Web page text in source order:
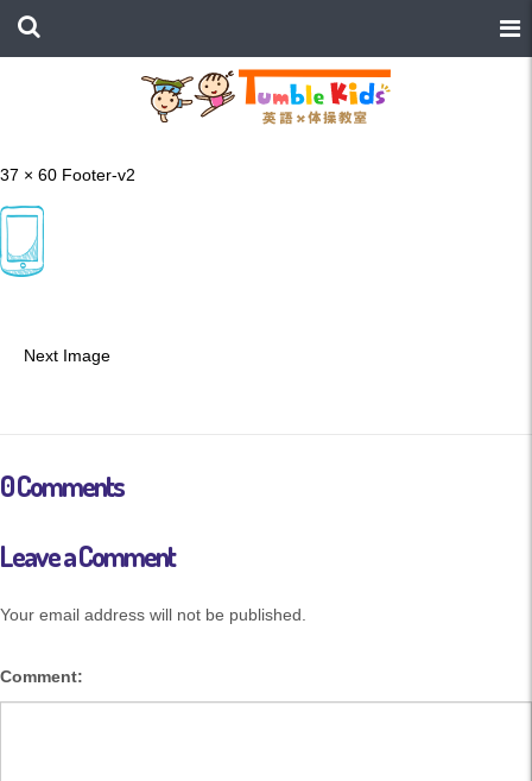
37 × 60 Footer-v2
Next Image
0 Comments
Leave a Comment
Your email address will not be published.
Comment: